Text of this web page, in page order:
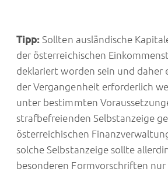
Tipp:Sollten ausländische
der österreichischen
deklariert worden sein und daher
der Vergangenheit erforderlich
unter bestimmten
strafbefreienden Selbstanzeige
österreichischen
solche Selbstanzeige sollte
besonderen Formvorschriften